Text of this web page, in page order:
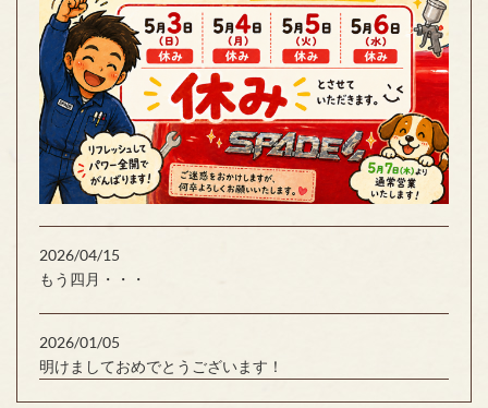
2026/04/15
もう四月・・・
2026/01/05
明けましておめでとうございます！